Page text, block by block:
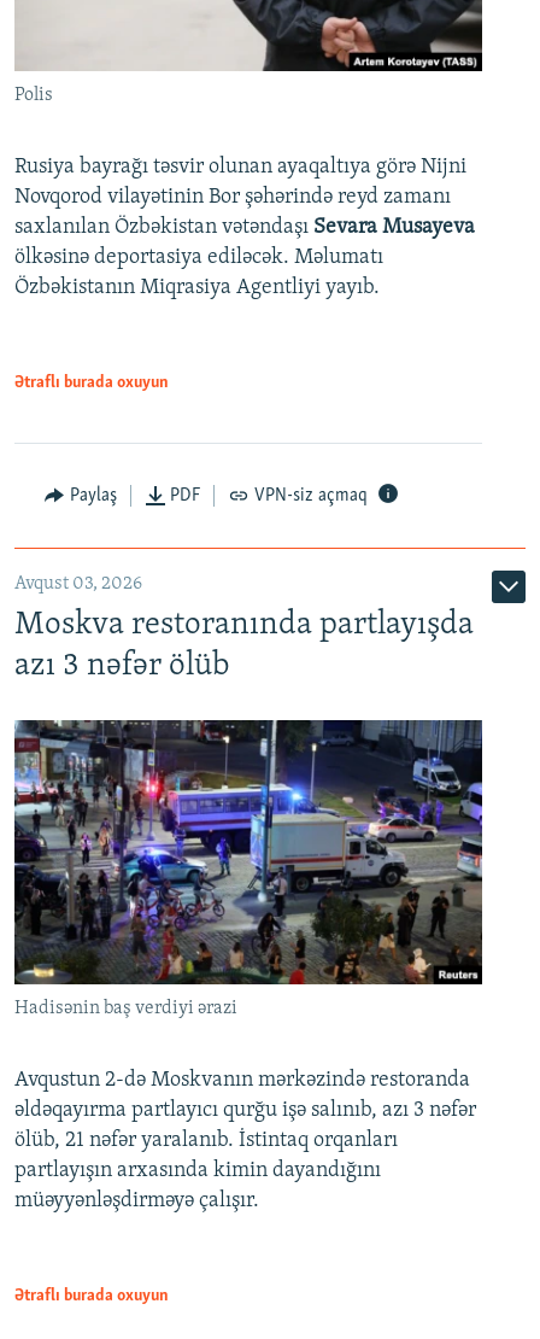
Polis
Rusiya bayrağı təsvir olunan ayaqaltıya görə Nijni
Novqorod vilayətinin Bor şəhərində reyd zamanı
saxlanılan Özbəkistan vətəndaşı Sevara Musayeva
ölkəsinə deportasiya ediləcək. Məlumatı
Özbəkistanın Miqrasiya Agentliyi yayıb.
Ətraflı burada oxuyun
Paylaş PDF VPN-siz açmaq
Avqust 03, 2026
Moskva restoranında partlayışda
azı 3 nəfər ölüb
Hadisənin baş verdiyi ərazi
Avqustun 2-də Moskvanın mərkəzində restoranda
əldəqayırma partlayıcı qurğu işə salınıb, azı 3 nəfər
ölüb, 21 nəfər yaralanıb. İstintaq orqanları
partlayışın arxasında kimin dayandığını
müəyyənləşdirməyə çalışır.
Ətraflı burada oxuyun